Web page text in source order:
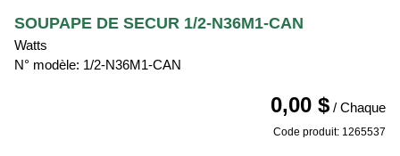
SOUPAPE DE SECUR 1/2-N36M1-CAN
Watts
N° modèle: 1/2-N36M1-CAN
0,00 $ / Chaque
Code produit: 1265537